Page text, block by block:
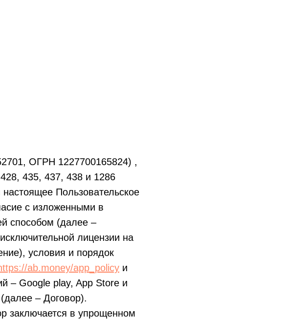
ОГРН 1227700165824) ,
435, 437, 438 и 1286
Пользовательское
с изложенными в
способом (далее –
лицензии на
условия и порядок
ab.money/app_policy и
– Google play, App Store и
– Договор).
заключается в упрощенном